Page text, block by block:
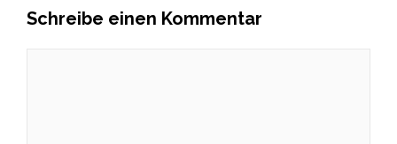
Schreibe einen Kommentar